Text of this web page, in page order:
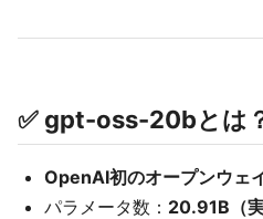
✅ gpt-oss-20bとは
OpenAI初のオープンウェ
パラメータ数： 20.91B（